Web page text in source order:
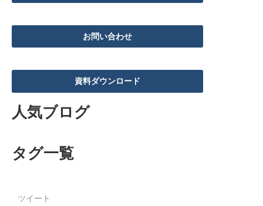
お問い合わせ
資料ダウンロード
人気ブログ
タグ一覧
ツイート